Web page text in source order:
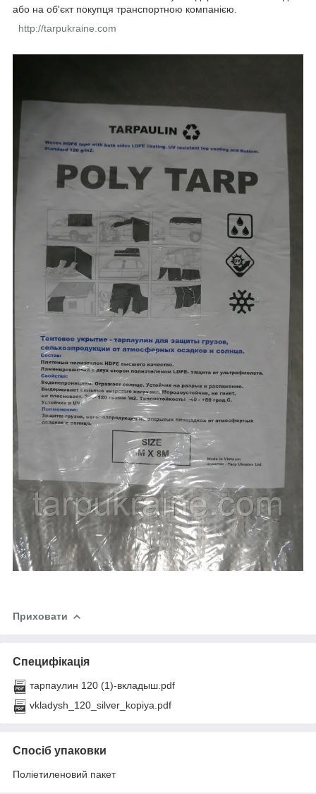
або на об'єкт покупця транспортною компанією.
http://tarpukraine.com
Приховати
Специфікація
тарпаулин 120 (1)-вкладыш.pdf
vkladysh_120_silver_kopiya.pdf
Спосіб упаковки
Поліетиленовий пакет